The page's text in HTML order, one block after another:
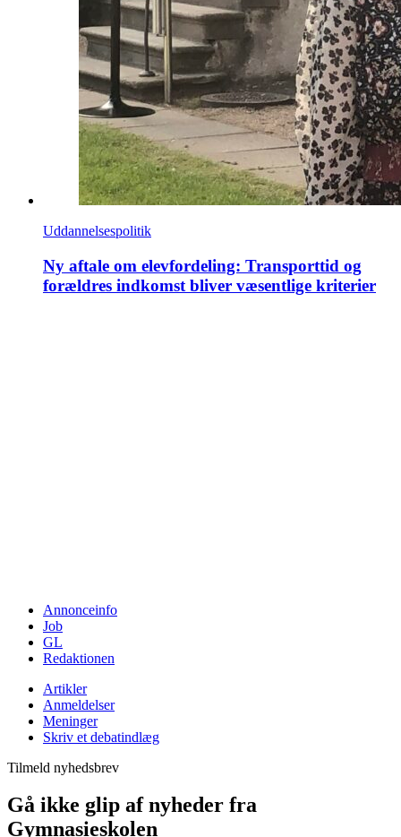
Uddannelsespolitik
Ny aftale om elevfordeling: Transporttid og
forældres indkomst bliver væsentlige kriterier
Annonceinfo
Job
GL
Redaktionen
Artikler
Anmeldelser
Meninger
Skriv et debatindlæg
Tilmeld nyhedsbrev
Gå ikke glip af nyheder fra
Gymnasieskolen